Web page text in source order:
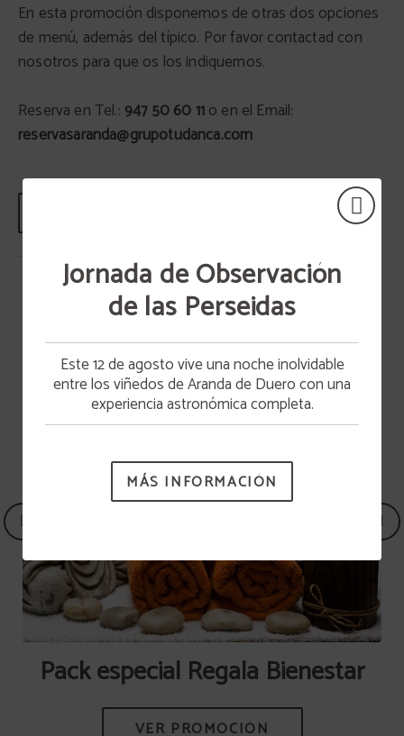
En esta promoción disponemos de otras dos opciones
de menú, además del típico. Por favor contactad con
nosotros para que os los indiquemos.
Reserva en Tel.: 947 50 60 11o en el Email:
reservasaranda@grupotudanca.com
Pack especial Regala Bienestar
Jornada de Observación
de las Perseidas
Este 12 de agosto vive una noche inolvidable
entre los viñedos de Aranda de Duero con una
experiencia astronómica completa.
MÁS INFORMACIÓN